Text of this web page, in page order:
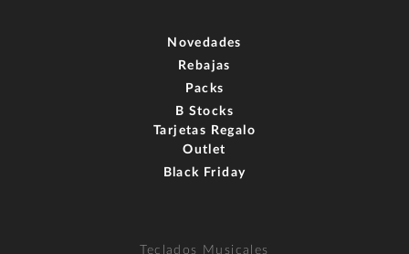
Novedades
Rebajas
Packs
B Stocks
Tarjetas Regalo
Outlet
Black Friday
Teclados Musicales